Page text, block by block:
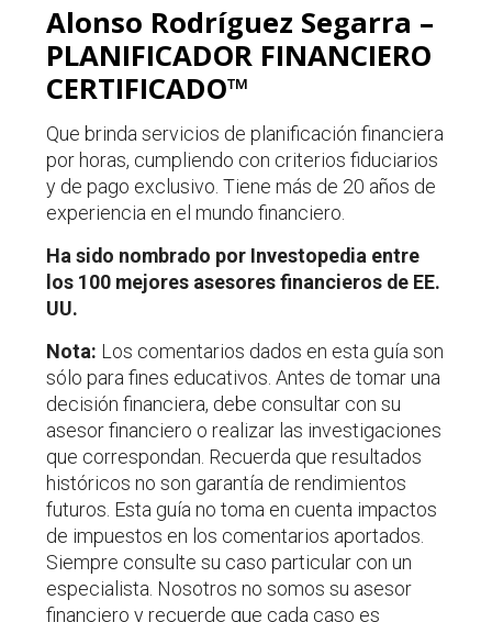
Alonso Rodríguez Segarra –
PLANIFICADOR FINANCIERO
CERTIFICADO™
Que brinda servicios de planificación financiera
por horas, cumpliendo con criterios fiduciarios
y de pago exclusivo. Tiene más de 20 años de
experiencia en el mundo financiero.
Ha sido nombrado por Investopedia entre
los 100 mejores asesores financieros de EE.
UU.
Nota: Los comentarios dados en esta guía son
sólo para fines educativos. Antes de tomar una
decisión financiera, debe consultar con su
asesor financiero o realizar las investigaciones
que correspondan. Recuerda que resultados
históricos no son garantía de rendimientos
futuros. Esta guía no toma en cuenta impactos
de impuestos en los comentarios aportados.
Siempre consulte su caso particular con un
especialista. Nosotros no somos su asesor
financiero y recuerde que cada caso es